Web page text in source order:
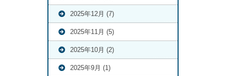
2025年12月 (7)
2025年11月 (5)
2025年10月 (2)
2025年9月 (1)